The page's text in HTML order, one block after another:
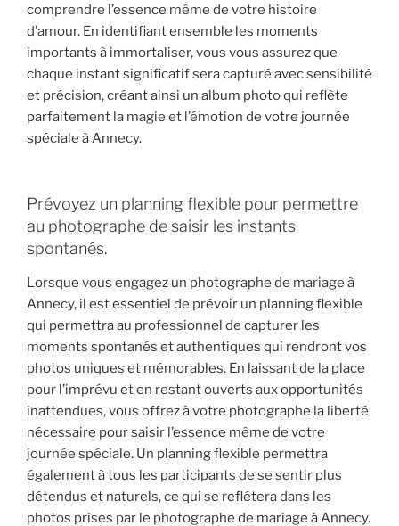
comprendre l’essence même de votre histoire
d’amour. En identifiant ensemble les moments
importants à immortaliser, vous vous assurez que
chaque instant significatif sera capturé avec sensibilité
et précision, créant ainsi un album photo qui reflète
parfaitement la magie et l’émotion de votre journée
spéciale à Annecy.
Prévoyez un planning flexible pour permettre
au photographe de saisir les instants
spontanés.
Lorsque vous engagez un photographe de mariage à
Annecy, il est essentiel de prévoir un planning flexible
qui permettra au professionnel de capturer les
moments spontanés et authentiques qui rendront vos
photos uniques et mémorables. En laissant de la place
pour l’imprévu et en restant ouverts aux opportunités
inattendues, vous offrez à votre photographe la liberté
nécessaire pour saisir l’essence même de votre
journée spéciale. Un planning flexible permettra
également à tous les participants de se sentir plus
détendus et naturels, ce qui se reflétera dans les
photos prises par le photographe de mariage à Annecy.